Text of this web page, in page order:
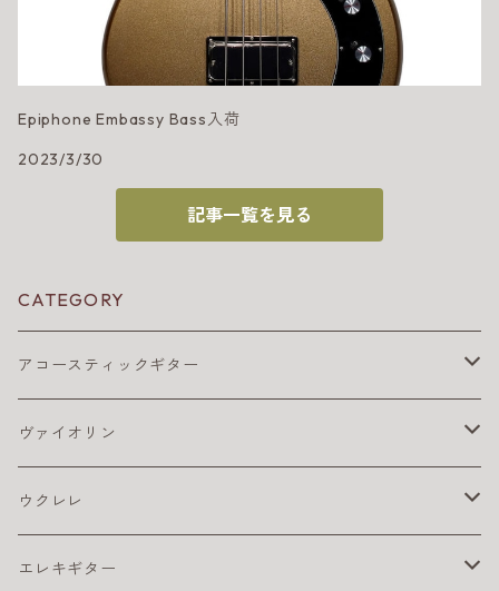
Epiphone Embassy Bass入荷
2023/3/30
記事一覧を見る
CATEGORY
アコースティックギター
アコギ アクセサリ
アコギ チューナー
アコギ ピックアップ
アコギ アンプ
アコギ 弦
ヴァイオリン
バイオリン弦
4/4
松脂
ウクレレ
ウクレレ アクセサリ
エレキギター